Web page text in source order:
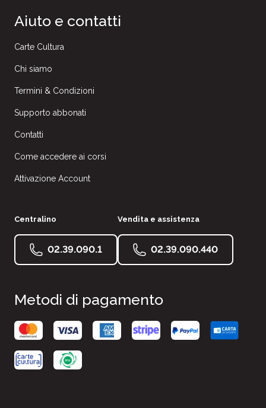
Aiuto e contatti
Carte Cultura
Chi siamo
Termini & Condizioni
Supporto abbonati
Contatti
Come accedere ai corsi
Attivazione Account
Centralino
02.39.090.1
Vendita e assistenza
02.39.090.440
Metodi di pagamento